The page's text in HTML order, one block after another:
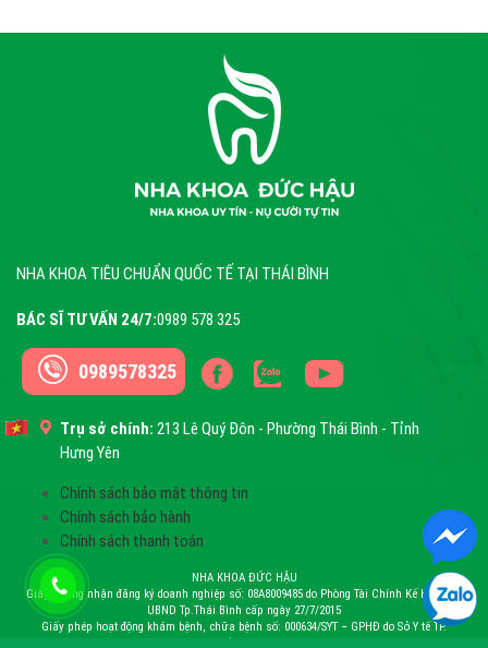
NHA KHOA TIÊU CHUẨN QUỐC TẾ TẠI THÁI BÌNH
BÁC SĨ TƯ VẤN 24/7:0989 578 325
0989578325
Trụ sở chính: 213 Lê Quý Đôn - Phường Thái Bình - Tỉnh
Hưng Yên
Chính sách bảo mật thông tin
Chính sách bảo hành
Chính sách thanh toán
NHA KHOA ĐỨC HẬU
Giấy chứng nhận đăng ký doanh nghiệp số: 08A8009485 do Phòng Tài Chính Kế Hoạch –
UBND Tp.Thái Bình cấp ngày 27/7/2015
Giấy phép hoạt động khám bệnh, chữa bệnh số: 000634/SYT – GPHĐ do Sở Y tế TP.
Thái Bình cấp ngày 26/12/2016